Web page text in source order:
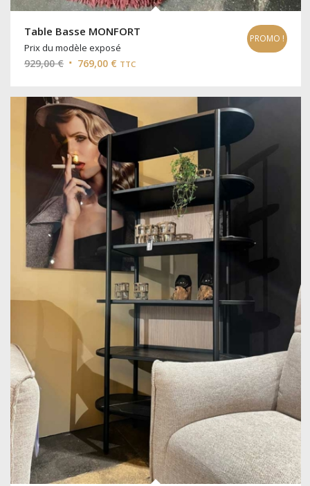
Table Basse MONFORT
Prix du modèle exposé
929,00€ Le
initial
était :
929,00 €.
769,00 € Le
actuel
est :
769,00 €.
TTC
PROMO !